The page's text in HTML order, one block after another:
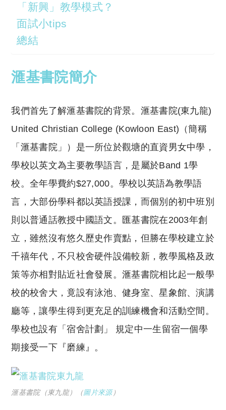
「新興」教學模式？
面試小tips
總結
滙基書院簡介
我們首先了解滙基書院的背景。滙基書院(東九龍)
United Christian College (Kowloon East)（簡稱
「滙基書院」）是一所位於觀塘的直資男女中學，
學校以英文為主要教學語言，是屬於Band 1學
校。全年學費約$27,000。學校以英語為教學語
言，大部份學科都以英語授課，而個別的初中班別
則以普通話教授中國語文。匯基書院在2003年創
立，雖然沒有悠久歷史作賣點，但勝在學校建立於
千禧年代，不只校舍硬件設備較新，教學風格及政
策等亦相對貼近社會發展。滙基書院相比起一般學
校的校舍大，竟設有泳池、健身室、星象館、演講
廳等，讓學生得到更充足的訓練機會和活動空間。
學校也設有「宿舍計劃」 規定中一生留宿一個學
期接受一下『磨練』。
滙基書院（東九龍）（圖片來源）